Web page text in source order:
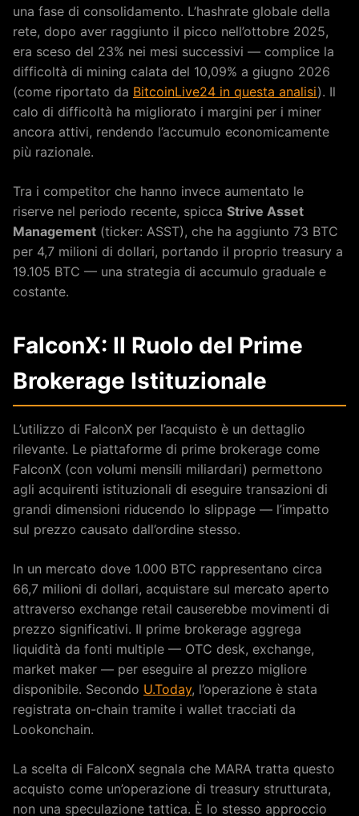
una fase di consolidamento. L’hashrate globale della
rete, dopo aver raggiunto il picco nell’ottobre 2025,
era sceso del 23% nei mesi successivi — complice la
difficoltà di mining calata del 10,09% a giugno 2026
(come riportato da BitcoinLive24 in questa analisi). Il
calo di difficoltà ha migliorato i margini per i miner
ancora attivi, rendendo l’accumulo economicamente
più razionale.
Tra i competitor che hanno invece aumentato le
riserve nel periodo recente, spicca Strive Asset
Management (ticker: ASST), che ha aggiunto 73 BTC
per 4,7 milioni di dollari, portando il proprio treasury a
19.105 BTC — una strategia di accumulo graduale e
costante.
FalconX: Il Ruolo del Prime
Brokerage Istituzionale
L’utilizzo di FalconX per l’acquisto è un dettaglio
rilevante. Le piattaforme di prime brokerage come
FalconX (con volumi mensili miliardari) permettono
agli acquirenti istituzionali di eseguire transazioni di
grandi dimensioni riducendo lo slippage — l’impatto
sul prezzo causato dall’ordine stesso.
In un mercato dove 1.000 BTC rappresentano circa
66,7 milioni di dollari, acquistare sul mercato aperto
attraverso exchange retail causerebbe movimenti di
prezzo significativi. Il prime brokerage aggrega
liquidità da fonti multiple — OTC desk, exchange,
market maker — per eseguire al prezzo migliore
disponibile. Secondo U.Today, l’operazione è stata
registrata on-chain tramite i wallet tracciati da
Lookonchain.
La scelta di FalconX segnala che MARA tratta questo
acquisto come un’operazione di treasury strutturata,
non una speculazione tattica. È lo stesso approccio